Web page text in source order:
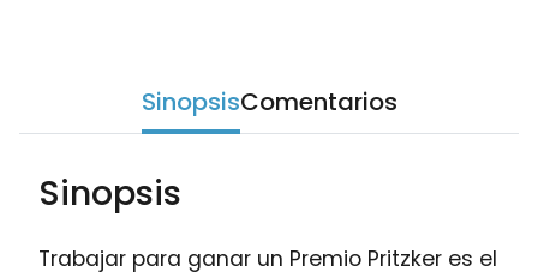
SinopsisComentarios
Sinopsis
Trabajar para ganar un Premio Pritzker es el